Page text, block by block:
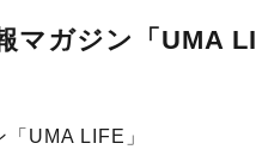
マガジン「UMA LI
UMA LIFE」